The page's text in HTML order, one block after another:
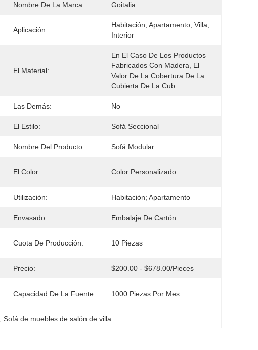
Nombre De La Marca Goitalia
Aplicación:
Habitación, Apartamento, Villa,
Interior
El Material:
En El Caso De Los Productos
Fabricados Con Madera, El
Valor De La Cobertura De La
Cubierta De La Cub
Las Demás: No
El Estilo: Sofá Seccional
Nombre Del Producto: Sofá Modular
El Color: Color Personalizado
Utilización: Habitación; Apartamento
Envasado: Embalaje De Cartón
Cuota De Producción: 10 Piezas
Precio: $200.00 - $678.00/pieces
Capacidad De La Fuente: 1000 Piezas Por Mes
, Sofá de muebles de salón de villa